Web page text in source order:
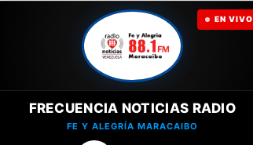
EN VIVO
FRECUENCIA NOTICIAS RADIO
FE Y ALEGRÍA MARACAIBO